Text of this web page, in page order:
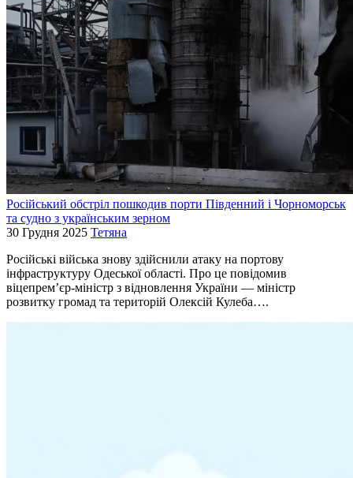
Російський обстріл пошкодив порти Південний і Чорноморськ
та судно з українським зерном
30 Грудня 2025 Тетяна
Російські війська знову здійснили атаку на портову
інфраструктуру Одеської області. Про це повідомив
віцепрем’єр-міністр з відновлення України — міністр
розвитку громад та територій Олексій Кулеба….